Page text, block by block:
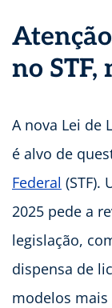
no STF,
A nova Lei de
é alvo de
Federal (STF).
2025 pede a
legislação,
dispensa de
modelos